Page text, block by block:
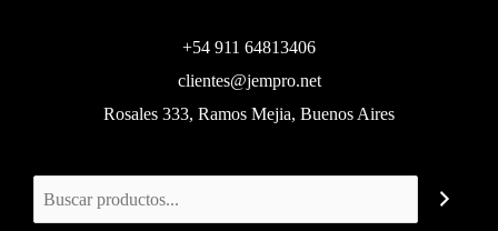
+54 911 64813406
clientes@jempro.net
Rosales 333, Ramos Mejia, Buenos Aires